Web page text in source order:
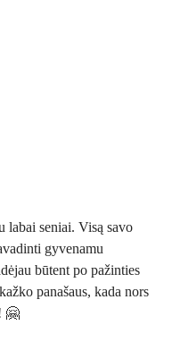
labai seniai. Visą savo
gyvenamu
būtent po pažinties
panašaus, kada nors
🤗